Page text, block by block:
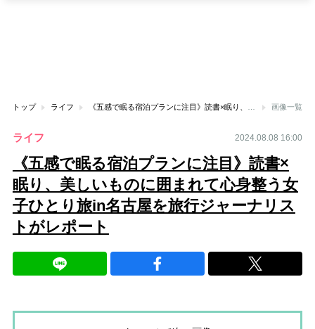
トップ ライフ 画像一覧
ライフ 2024.08.08 16:00
《五感で眠る宿泊プランに注目》読書×
眠り、美しいものに囲まれて心身整う女
子ひとり旅in名古屋を旅行ジャーナリス
トがレポート